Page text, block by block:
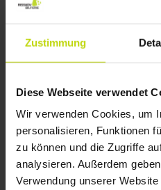
Zustimmung
Diese Webseite verwendet
Wir verwenden Cookies, um
personalisieren, Funktionen
zu können und die Zugriffe
analysieren. Außerdem
Verwendung unserer
1x
∞ Gratis Internet
1x Kaffee zum
Alles sehen, was
Gesamt 182,-
Mehr